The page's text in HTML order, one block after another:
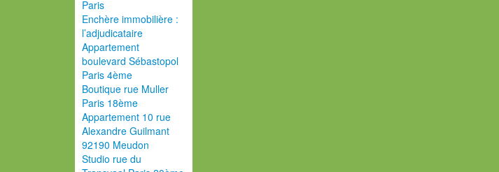
Paris
Enchère immobilière :
l’adjudicataire
Appartement
boulevard Sébastopol
Paris 4ème
Boutique rue Muller
Paris 18ème
Appartement 10 rue
Alexandre Guilmant
92190 Meudon
Studio rue du